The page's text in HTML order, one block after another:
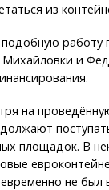
из
работу
и
на
площадок. В
не был